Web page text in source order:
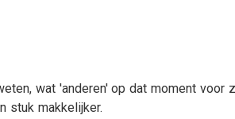
wat 'anderen' op dat moment voor
stuk makkelijker.